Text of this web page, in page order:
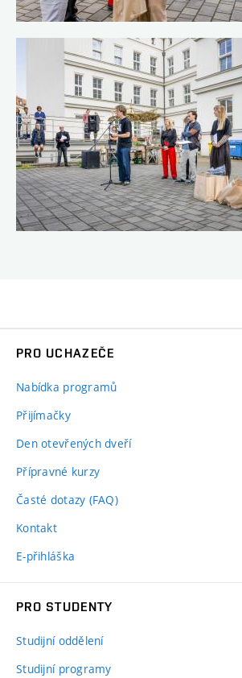
PRO UCHAZEČE
Nabídka programů
Přijímačky
Den otevřených dveří
Přípravné kurzy
Časté dotazy (FAQ)
Kontakt
E-přihláška
PRO STUDENTY
Studijní oddělení
Studijní programy